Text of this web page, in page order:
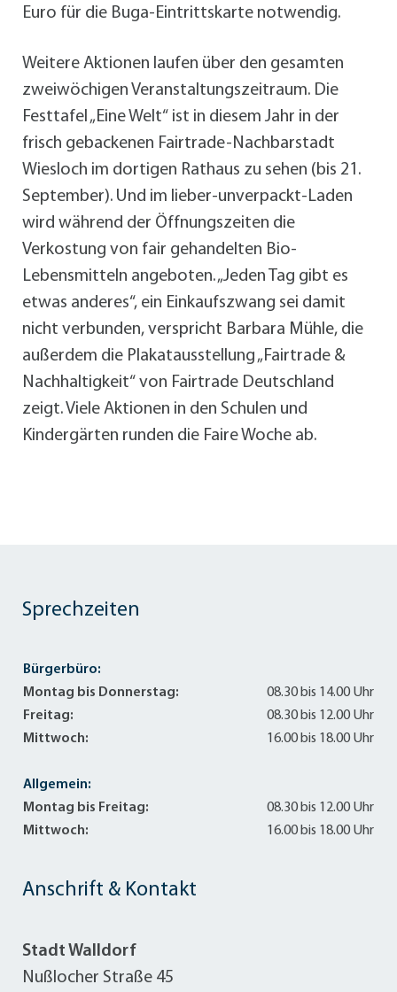
Euro für die Buga-Eintrittskarte notwendig.
Weitere Aktionen laufen über den gesamten
zweiwöchigen Veranstaltungszeitraum. Die
Festtafel „Eine Welt“ ist in diesem Jahr in der
frisch gebackenen Fairtrade-Nachbarstadt
Wiesloch im dortigen Rathaus zu sehen (bis 21.
September). Und im lieber-unverpackt-Laden
wird während der Öffnungszeiten die
Verkostung von fair gehandelten Bio-
Lebensmitteln angeboten. „Jeden Tag gibt es
etwas anderes“, ein Einkaufszwang sei damit
nicht verbunden, verspricht Barbara Mühle, die
außerdem die Plakatausstellung „Fairtrade &
Nachhaltigkeit“ von Fairtrade Deutschland
zeigt. Viele Aktionen in den Schulen und
Kindergärten runden die Faire Woche ab.
Anschrift & Kontakt
Stadt Walldorf
Nußlocher Straße 45
Sprechzeiten
Bürgerbüro:
Montag bis Donnerstag:
08.30 bis 14.00 Uhr
Freitag:
08.30 bis 12.00 Uhr
Mittwoch:
16.00 bis 18.00 Uhr
Allgemein:
Montag bis Freitag:
08.30 bis 12.00 Uhr
Mittwoch:
16.00 bis 18.00 Uhr